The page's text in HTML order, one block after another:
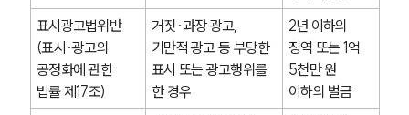
표시광고법위반
(표시·광고의
공정화에 관한
법률 제17조)
거짓·과장 광고,
기만적 광고 등 부당한
표시 또는 광고행위를
한 경우
2년 이하의
징역 또는 1억
5천만 원
이하의 벌금